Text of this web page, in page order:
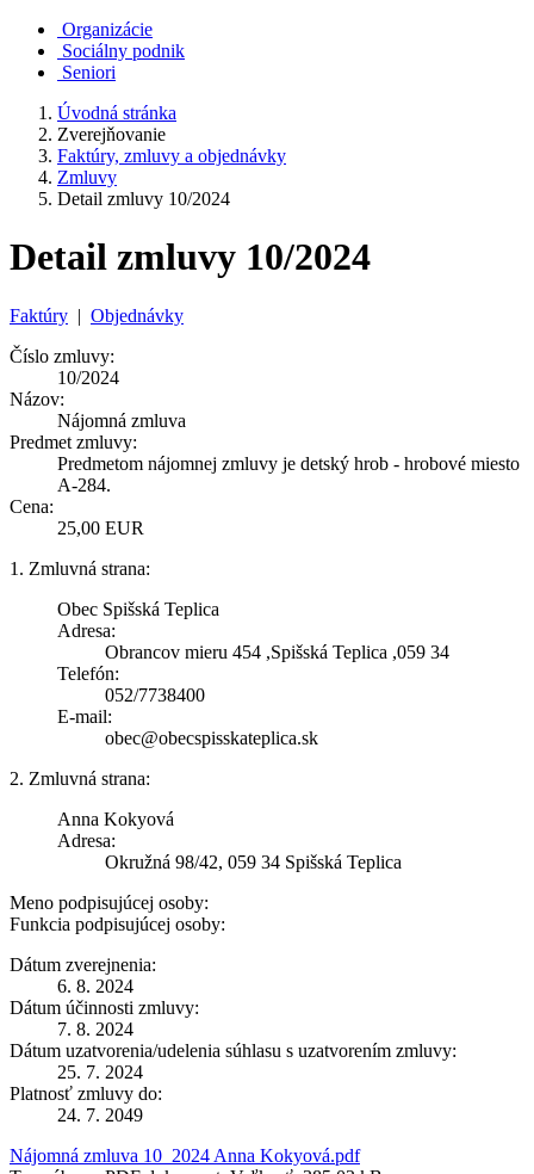
Organizácie
Sociálny podnik
Seniori
Úvodná stránka
Zverejňovanie
Faktúry, zmluvy a objednávky
Zmluvy
Detail zmluvy 10/2024
Detail zmluvy 10/2024
Faktúry | Objednávky
Číslo zmluvy:
10/2024
Názov:
Nájomná zmluva
Predmet zmluvy:
Predmetom nájomnej zmluvy je detský hrob - hrobové miesto
A-284.
Cena:
25,00 EUR
1. Zmluvná strana:
Obec Spišská Teplica
Adresa:
Obrancov mieru 454 ,Spišská Teplica ,059 34
Telefón:
052/7738400
E-mail:
obec@obecspisskateplica.sk
2. Zmluvná strana:
Anna Kokyová
Adresa:
Okružná 98/42, 059 34 Spišská Teplica
Meno podpisujúcej osoby:
Funkcia podpisujúcej osoby:
Dátum zverejnenia:
6. 8. 2024
Dátum účinnosti zmluvy:
7. 8. 2024
Dátum uzatvorenia/udelenia súhlasu s uzatvorením zmluvy:
25. 7. 2024
Platnosť zmluvy do:
24. 7. 2049
Nájomná zmluva 10_2024 Anna Kokyová.pdf